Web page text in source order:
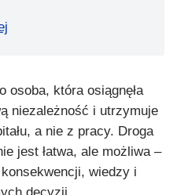
osoba, która osiągnęła
niezależność i utrzymuje
a nie z pracy. Droga
jest łatwa, ale możliwa –
wiedzy i